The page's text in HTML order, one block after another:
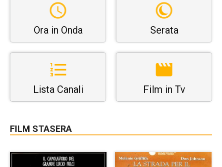
Ora in Onda Serata
Lista Canali Film in Tv
FILM STASERA